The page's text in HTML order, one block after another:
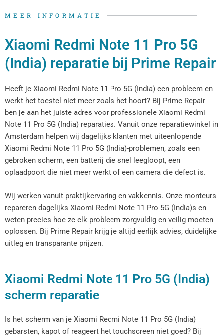
MEER INFORMATIE
Xiaomi Redmi Note 11 Pro 5G
(India) reparatie bij Prime Repair
Heeft je Xiaomi Redmi Note 11 Pro 5G (India) een probleem en
werkt het toestel niet meer zoals het hoort? Bij Prime Repair
ben je aan het juiste adres voor professionele Xiaomi Redmi
Note 11 Pro 5G (India) reparaties. Vanuit onze reparatiewinkel in
Amsterdam helpen wij dagelijks klanten met uiteenlopende
Xiaomi Redmi Note 11 Pro 5G (India)-problemen, zoals een
gebroken scherm, een batterij die snel leegloopt, een
oplaadpoort die niet meer werkt of een camera die defect is.
Wij werken vanuit praktijkervaring en vakkennis. Onze monteurs
repareren dagelijks Xiaomi Redmi Note 11 Pro 5G (India)s en
weten precies hoe ze elk probleem zorgvuldig en veilig moeten
oplossen. Bij Prime Repair krijg je altijd eerlijk advies, duidelijke
uitleg en transparante prijzen.
Xiaomi Redmi Note 11 Pro 5G (India)
scherm reparatie
Is het scherm van je Xiaomi Redmi Note 11 Pro 5G (India)
gebarsten, kapot of reageert het touchscreen niet goed? Bij